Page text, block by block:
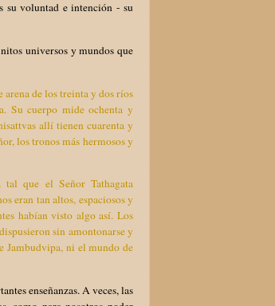
su voluntad e intención - su
universos y mundos que
arena de los treinta y dos ríos
Su cuerpo mide ochenta y
allí tienen cuarenta y
los tronos más hermosos y
tal que el Señor Tathagata
eran tan altos, espaciosos y
habían visto algo así. Los
sin amontonarse y
Jambudvipa, ni el mundo de
enseñanzas. A veces, las